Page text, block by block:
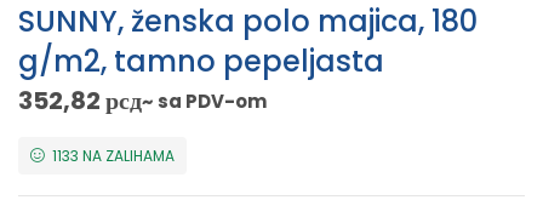
SUNNY, ženska polo majica, 180
g/m2, tamno pepeljasta
352,82рсд~ sa PDV-om
1133 NA ZALIHAMA